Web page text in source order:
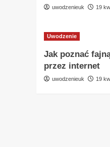
na
randkowym?
uwodzenieuk 19
Uwodzenie
Jak poznać
przez internet
uwodzenieuk 19